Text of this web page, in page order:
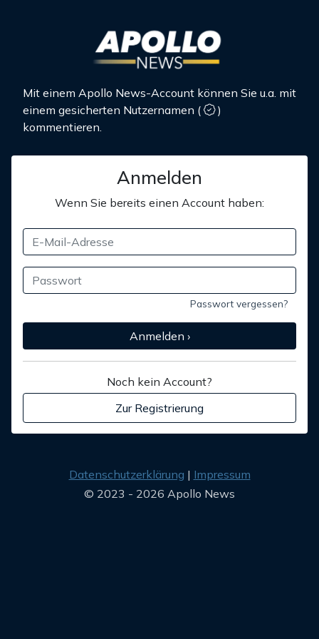
Mit einem Apollo News-Account können Sie u.a. mit
einem gesicherten Nutzernamen (
)
kommentieren.
Anmelden
Wenn Sie bereits einen Account haben:
Passwort vergessen?
Anmelden ›
Noch kein Account?
Zur Registrierung
Datenschutzerklärung
Impressum
© 2023 - 2026 Apollo News